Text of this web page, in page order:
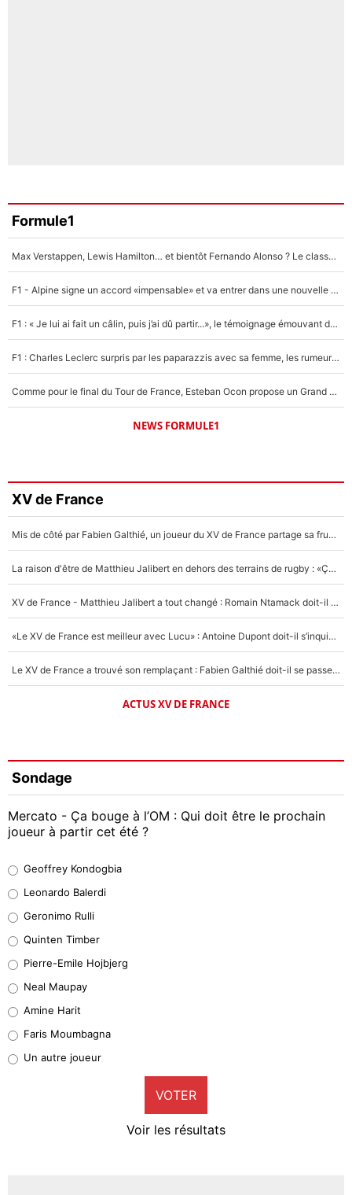
Formule1
Max Verstappen, Lewis Hamilton… et bientôt Fernando Alonso ? Le classement des pilotes les mieux payés en Formule 1 risque de changer !
F1 - Alpine signe un accord «impensable» et va entrer dans une nouvelle dimension : Grande nouvelle pour Pierre Gasly !
F1 : « Je lui ai fait un câlin, puis j’ai dû partir...», le témoignage émouvant de Max Verstappen sur sa fille
F1 : Charles Leclerc surpris par les paparazzis avec sa femme, les rumeurs étaient vraies !
Comme pour le final du Tour de France, Esteban Ocon propose un Grand Prix de Formule 1 à Paris : «Autour de l’Arc de Triomphe, ce serait génial» !
NEWS FORMULE1
XV de France
Mis de côté par Fabien Galthié, un joueur du XV de France partage sa frustration : «ils ne me l’ont pas dit tout de suite»
La raison d'être de Matthieu Jalibert en dehors des terrains de rugby : «Ça m'atteint autant que si tu touches à un membre de ma famille»
XV de France - Matthieu Jalibert a tout changé : Romain Ntamack doit-il s’inquiéter pour sa place à un an de la Coupe du monde ?
«Le XV de France est meilleur avec Lucu» : Antoine Dupont doit-il s’inquiéter pour sa place ?
Le XV de France a trouvé son remplaçant : Fabien Galthié doit-il se passer d'Antoine Dupont ?
ACTUS XV DE FRANCE
Sondage
Mercato - Ça bouge à l’OM : Qui doit être le prochain
joueur à partir cet été ?
38%
32%
5%
1%
9%
Geoffrey Kondogbia
Leonardo Balerdi
Geronimo Rulli
Quinten Timber
Pierre-Emile Hojbjerg
Neal Maupay
Amine Harit
Faris Moumbagna
Un autre joueur
VOTER
Voir les résultats